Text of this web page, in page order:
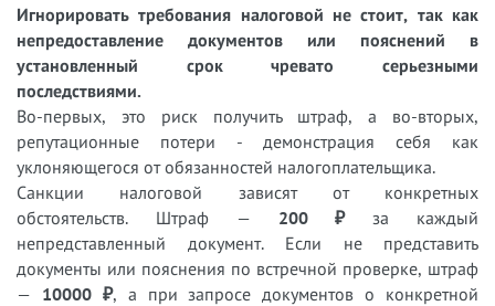
Игнорировать требования налоговой не стоит, так как
непредоставление документов или пояснений в
установленный срок чревато серьезными
последствиями.
Во-первых, это риск получить штраф, а во-вторых,
репутационные потери - демонстрация себя как
уклоняющегося от обязанностей налогоплательщика.
Санкции налоговой зависят от конкретных
обстоятельств. Штраф — 200 ₽за каждый
непредставленный документ. Если не представить
документы или пояснения по встречной проверке, штраф
— 10000 ₽, а при запросе документов о конкретной